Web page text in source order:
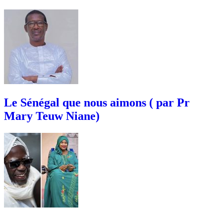
Le Sénégal que nous aimons ( par Pr
Mary Teuw Niane)